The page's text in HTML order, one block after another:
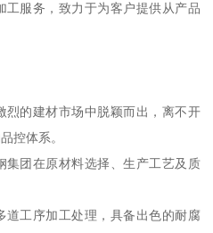
工服务，致力于为客户提供从产品
烈的建材市场中脱颖而出，离不开
控体系。
集团在原材料选择、生产工艺及质
道工序加工处理，具备出色的耐腐